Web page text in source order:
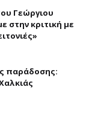
Γεώργιου
κριτική με
παράδοσης: